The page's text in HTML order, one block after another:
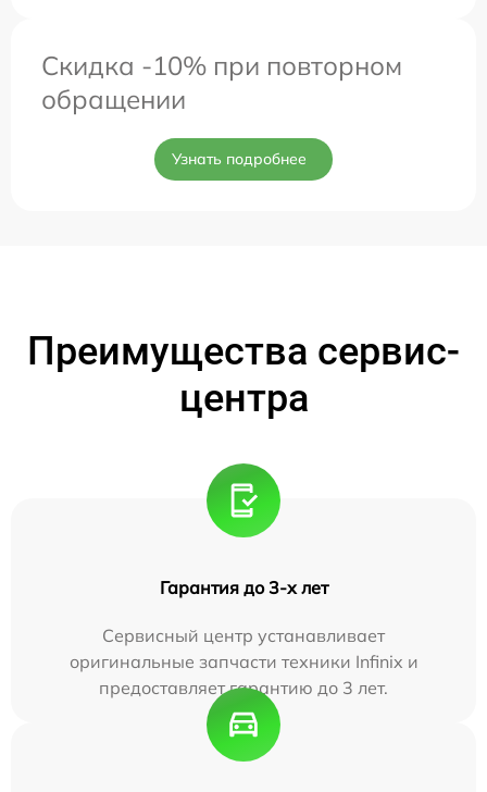
Скидка -10% при повторном
обращении
Узнать подробнее
Преимущества сервис-
центра
Гарантия до 3-х лет
Сервисный центр устанавливает
оригинальные запчасти техники Infinix и
предоставляет гарантию до 3 лет.